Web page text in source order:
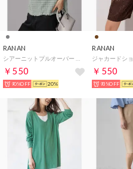
RANAN
￥550
90%OFF 20%
RANAN
￥550
93%OFF